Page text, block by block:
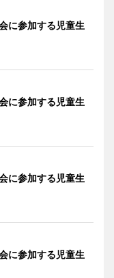
に参加する児童生
に参加する児童生
に参加する児童生
に参加する児童生